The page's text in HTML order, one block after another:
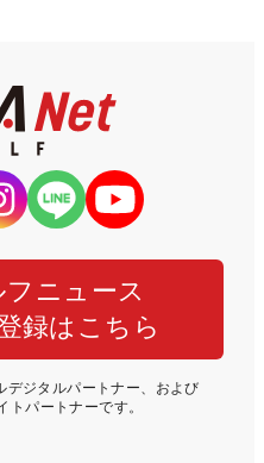
ニュース
録はこちら
デジタルパートナー、および
トパートナーです。